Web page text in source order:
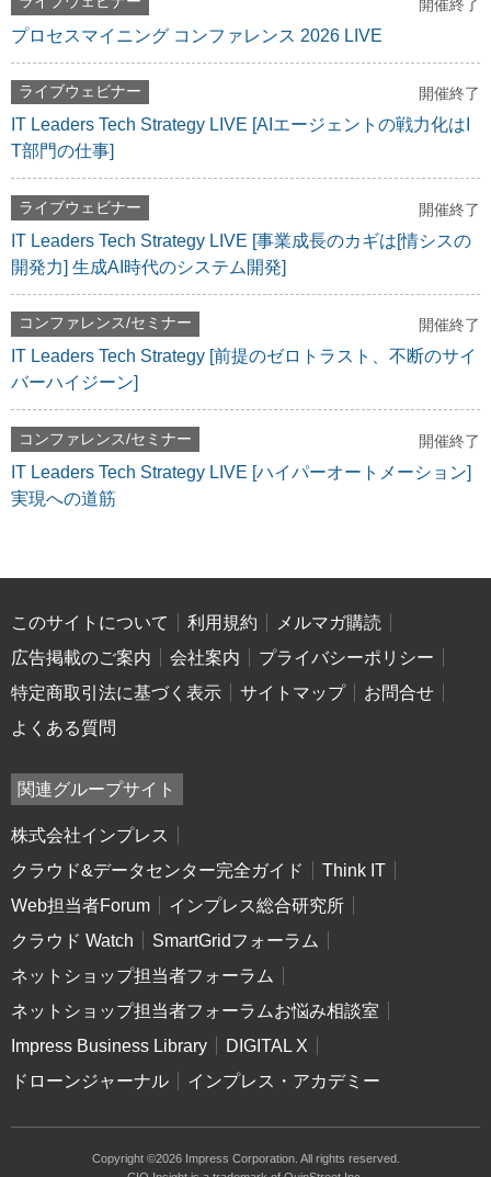
開催終了
プロセスマイニング コンファレンス 2026 LIVE
ライブウェビナー 開催終了
IT Leaders Tech Strategy LIVE [AIエージェントの戦力化はI
T部門の仕事]
ライブウェビナー 開催終了
IT Leaders Tech Strategy LIVE [事業成長のカギは[情シスの
開発力] 生成AI時代のシステム開発]
コンファレンス/セミナー 開催終了
IT Leaders Tech Strategy [前提のゼロトラスト、不断のサイ
バーハイジーン]
コンファレンス/セミナー 開催終了
IT Leaders Tech Strategy LIVE [ハイパーオートメーション]
実現への道筋
このサイトについて 利用規約
メルマガ購読
広告掲載のご案内
会社案内
プライバシーポリシー
特定商取引法に基づく表示
サイトマップ
お問合せ
よくある質問
関連グループサイト
株式会社インプレス
クラウド&データセンター完全ガイド
Think IT
Web担当者Forum
インプレス総合研究所
クラウド Watch
SmartGridフォーラム
ネットショップ担当者フォーラム
ネットショップ担当者フォーラムお悩み相談室
Impress Business Library
DIGITAL X
ドローンジャーナル
インプレス・アカデミー
Copyright ©2026 Impress Corporation. All rights reserved.